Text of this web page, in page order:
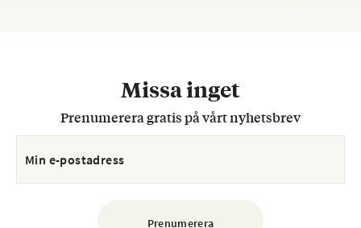
Missa inget
Prenumerera gratis på vårt nyhetsbrev